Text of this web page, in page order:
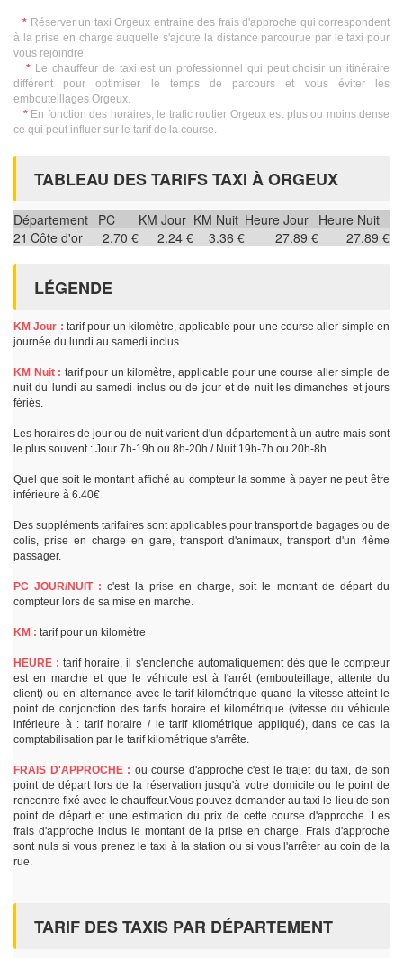
* Réserver un taxi Orgeux entraine des frais d'approche qui correspondent
à la prise en charge auquelle s'ajoute la distance parcourue par le taxi pour
vous rejoindre.
* Le chauffeur de taxi est un professionnel qui peut choisir un itinéraire
différent pour optimiser le temps de parcours et vous éviter les
embouteillages Orgeux.
*En fonction des horaires, le trafic routier Orgeux est plus ou moins dense
ce qui peut influer sur le tarif de la course.
TABLEAU DES TARIFS TAXI À ORGEUX
Département PC KM Jour KM Nuit Heure Jour Heure Nuit
21 Côte d'or 2.70 € 2.24 € 3.36 € 27.89 € 27.89 €
LÉGENDE
KM Jour : tarif pour un kilomètre, applicable pour une course aller simple en
journée du lundi au samedi inclus.
KM Nuit : tarif pour un kilomètre, applicable pour une course aller simple de
nuit du lundi au samedi inclus ou de jour et de nuit les dimanches et jours
fériés.
Les horaires de jour ou de nuit varient d'un département à un autre mais sont
le plus souvent : Jour 7h-19h ou 8h-20h / Nuit 19h-7h ou 20h-8h
Quel que soit le montant affiché au compteur la somme à payer ne peut être
inférieure à 6.40€
Des suppléments tarifaires sont applicables pour transport de bagages ou de
colis, prise en charge en gare, transport d'animaux, transport d'un 4ème
passager.
PC JOUR/NUIT : c'est la prise en charge, soit le montant de départ du
compteur lors de sa mise en marche.
KM : tarif pour un kilomètre
HEURE : tarif horaire, il s'enclenche automatiquement dès que le compteur
est en marche et que le véhicule est à l'arrêt (embouteillage, attente du
client) ou en alternance avec le tarif kilométrique quand la vitesse atteint le
point de conjonction des tarifs horaire et kilométrique (vitesse du véhicule
inférieure à : tarif horaire / le tarif kilométrique appliqué), dans ce cas la
comptabilisation par le tarif kilométrique s'arrête.
FRAIS D'APPROCHE : ou course d'approche c'est le trajet du taxi, de son
point de départ lors de la réservation jusqu'à votre domicile ou le point de
rencontre fixé avec le chauffeur.Vous pouvez demander au taxi le lieu de son
point de départ et une estimation du prix de cette course d'approche. Les
frais d'approche inclus le montant de la prise en charge. Frais d'approche
sont nuls si vous prenez le taxi à la station ou si vous l'arrêter au coin de la
rue.
TARIF DES TAXIS PAR DÉPARTEMENT